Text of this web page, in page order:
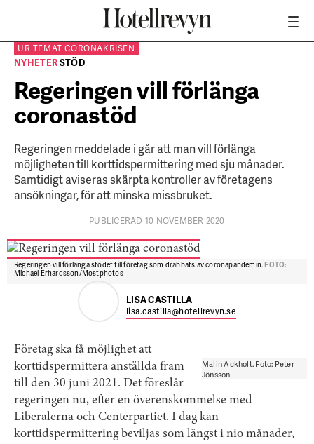
UR TEMATCORONAKRISEN
NYHETERSTÖD
Regeringen vill förlänga
coronastöd
Regeringen meddelade i går att man vill förlänga
möjligheten till korttidspermittering med sju månader.
Samtidigt aviseras skärpta kontroller av företagens
ansökningar, för att minska missbruket.
PUBLICERAD 10 NOVEMBER 2020
Regeringen vill förlänga stödet till företag som drabbats av coronapandemin.FOTO:
Michael Erhardsson/Mostphotos
LISA CASTILLA
lisa.castilla@hotellrevyn.se
Malin Ackholt. Foto: Peter
Jönsson
Företag ska få möjlighet att
korttidspermittera anställda fram
till den 30 juni 2021. Det föreslår
regeringen nu, efter en överenskommelse med
Liberalerna och Centerpartiet. I dag kan
korttidspermittering beviljas som längst i nio månader,